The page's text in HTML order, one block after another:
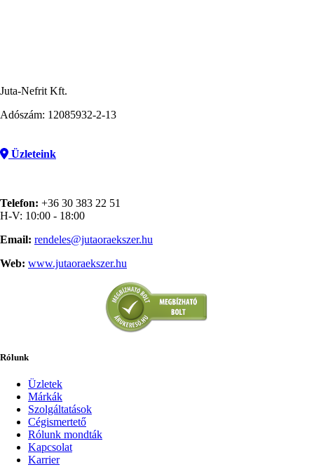
Juta-Nefrit Kft.
Adószám: 12085932-2-13
Üzleteink
Telefon: +36 30 383 22 51
H-V: 10:00 - 18:00
Email: rendeles@jutaoraekszer.hu
Web: www.jutaoraekszer.hu
Rólunk
Üzletek
Márkák
Szolgáltatások
Cégismertető
Rólunk mondták
Kapcsolat
Karrier